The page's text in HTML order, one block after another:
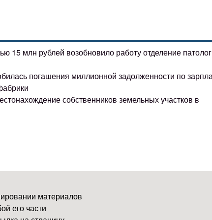
15 млн рублей возобновило работу отделение
погашения миллионной задолженности по
собственников земельных участков в
материалов
его части